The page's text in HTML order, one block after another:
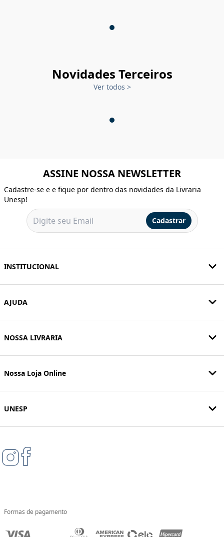
Novidades Terceiros
Ver todos >
ASSINE NOSSA NEWSLETTER
Cadastre-se e e fique por dentro das novidades da Livraria
Unesp!
Cadastrar
INSTITUCIONAL
AJUDA
NOSSA LIVRARIA
Nossa Loja Online
UNESP
Formas de pagamento